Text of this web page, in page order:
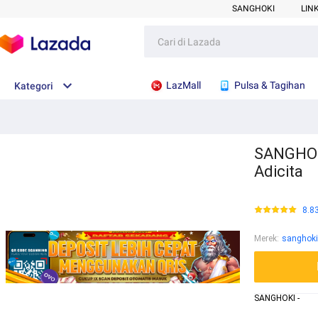
SANGHOKI
Kategori LazMall Pulsa & Tagihan
Adicita
Merek: sanghoki
SANGHOKI -